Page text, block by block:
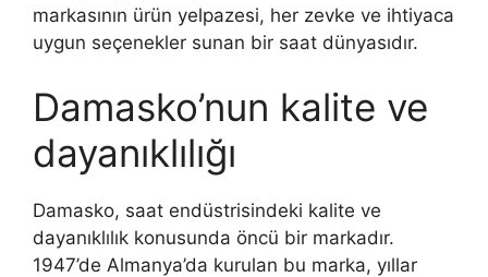
markasının ürün yelpazesi, her zevke ve ihtiyaca
uygun seçenekler sunan bir saat dünyasıdır.
Damasko’nun kalite ve
dayanıklılığı
Damasko, saat endüstrisindeki kalite ve
dayanıklılık konusunda öncü bir markadır.
1947’de Almanya’da kurulan bu marka, yıllar